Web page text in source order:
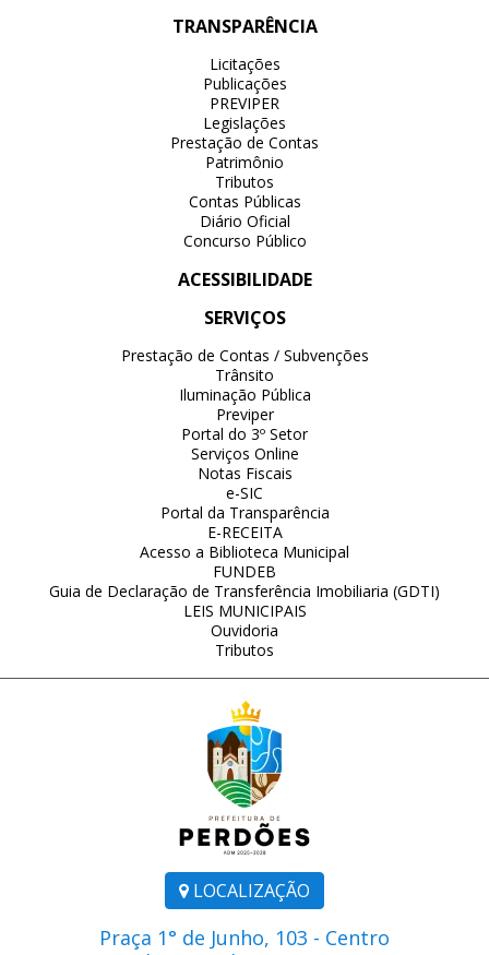
LOCALIZAÇÃO
Praça 1° de Junho, 103 - Centro
TRANSPARÊNCIA
Licitações
Publicações
PREVIPER
Legislações
Prestação de Contas
Patrimônio
Tributos
Contas Públicas
Diário Oficial
Concurso Público
ACESSIBILIDADE
SERVIÇOS
Prestação de Contas / Subvenções
Trânsito
Iluminação Pública
Previper
Portal do 3º Setor
Serviços Online
Notas Fiscais
e-SIC
Portal da Transparência
E-RECEITA
Acesso a Biblioteca Municipal
FUNDEB
Guia de Declaração de Transferência Imobiliaria (GDTI)
LEIS MUNICIPAIS
Ouvidoria
Tributos